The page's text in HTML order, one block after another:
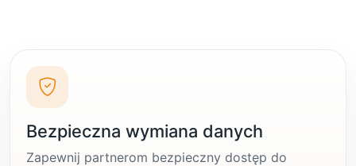
Bezpieczna wymiana danych
Zapewnij partnerom bezpieczny dostęp do